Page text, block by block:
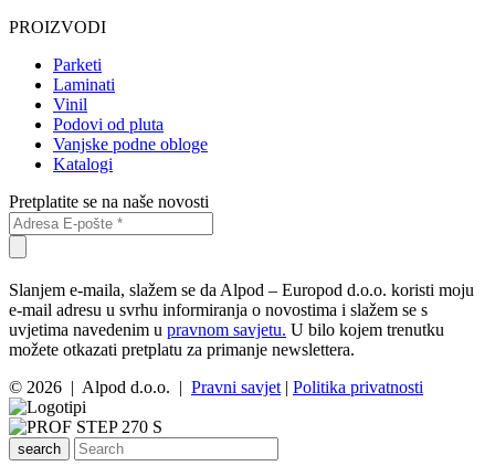
PROIZVODI
Parketi
Laminati
Vinil
Podovi od pluta
Vanjske podne obloge
Katalogi
Pretplatite se na naše novosti
Slanjem e-maila, slažem se da Alpod – Europod d.o.o. koristi moju
e-mail adresu u svrhu informiranja o novostima i slažem se s
uvjetima navedenim u pravnom savjetu. U bilo kojem trenutku
možete otkazati pretplatu za primanje newslettera.
© 2026 | Alpod d.o.o. | Pravni savjet | Politika privatnosti
search